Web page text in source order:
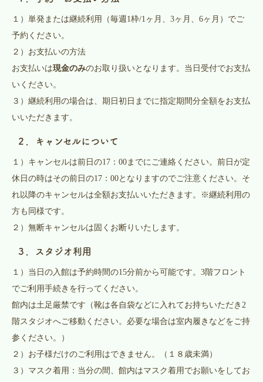
１）単発または継続利用（毎週1枠/1ヶ月、3ヶ月、6ヶ月）でご
予約ください。
２）お支払いの方法
お支払いは現金のみのお取り扱いとなります。当日受付でお支払
いください。
３）継続利用の場合は、期日初日までに指定期間分全額をお支払
いいただきます。
２．キャンセルについて
１）キャンセルは前日の17：00までにご連絡ください。前日が定
休日の時はその前日の17：00となりますのでご注意ください。そ
れ以降のキャンセルは全額お支払いいただきます。※継続利用の
方も同様です。
２）無断キャンセルは固くお断りいたします。
３．スタジオ利用
１）当日の入館は予約時間の15分前から可能です。3階フロント
でご利用手続きを行ってください。
館内は土足厳禁です（靴は各自袋などに入れてお持ちいただき2
階スタジオへご移動ください。必要な場合は室内履きなどをご持
参ください。）
２）お子様だけのご利用はできません。（１８歳未満）
３）マスク着用：当分の間、館内はマスク着用でお願いをしてお